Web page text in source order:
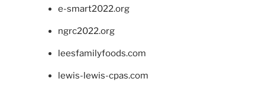
e-smart2022.org
ngrc2022.org
leesfamilyfoods.com
lewis-lewis-cpas.com